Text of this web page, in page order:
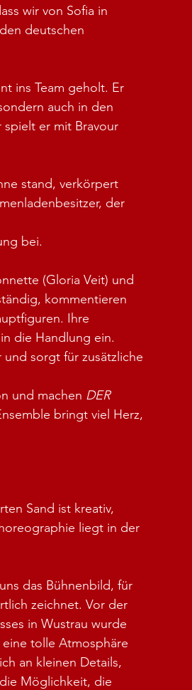
wir von Sofia in
deutschen
ins Team geholt. Er
auch in den
spielt er mit Bravour
stand, verkörpert
der
bei.
(Gloria Veit) und
kommentieren
Ihre
die Handlung ein.
sorgt für zusätzliche
und machen DER
bringt viel Herz,
Sand ist kreativ,
liegt in der
das Bühnenbild, für
zeichnet. Vor der
in Wustrau wurde
eine tolle Atmosphäre
an kleinen Details,
Möglichkeit, die